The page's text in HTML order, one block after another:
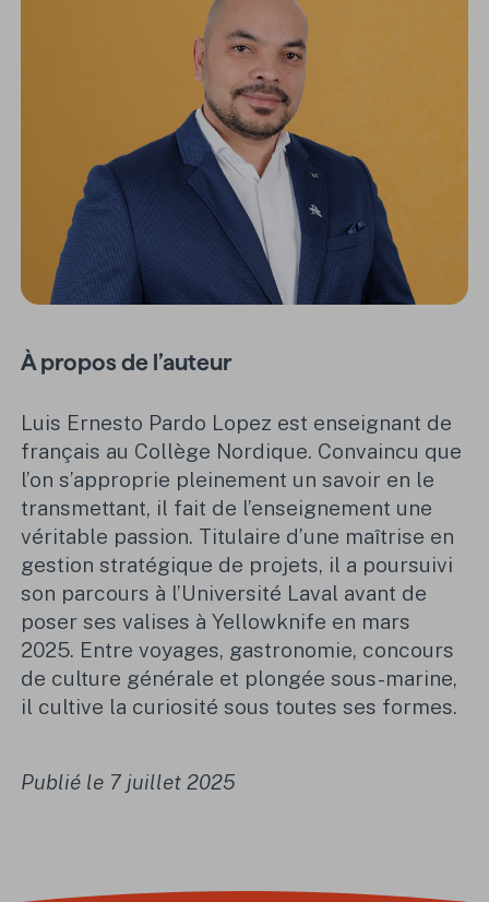
À propos de l’auteur
Luis Ernesto Pardo Lopez est enseignant de
français au Collège Nordique. Convaincu que
l’on s’approprie pleinement un savoir en le
transmettant, il fait de l’enseignement une
véritable passion. Titulaire d’une maîtrise en
gestion stratégique de projets, il a poursuivi
son parcours à l’Université Laval avant de
poser ses valises à Yellowknife en mars
2025. Entre voyages, gastronomie, concours
de culture générale et plongée sous-marine,
il cultive la curiosité sous toutes ses formes.
Publié le 7 juillet 2025